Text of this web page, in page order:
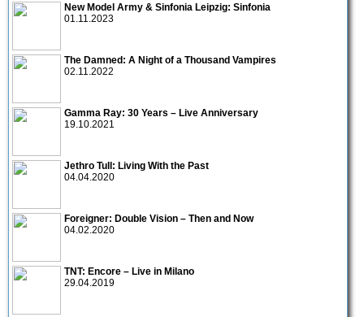
New Model Army & Sinfonia Leipzig: Sinfonia
01.11.2023
The Damned: A Night of a Thousand Vampires
02.11.2022
Gamma Ray: 30 Years – Live Anniversary
19.10.2021
Jethro Tull: Living With the Past
04.04.2020
Foreigner: Double Vision – Then and Now
04.02.2020
TNT: Encore – Live in Milano
29.04.2019